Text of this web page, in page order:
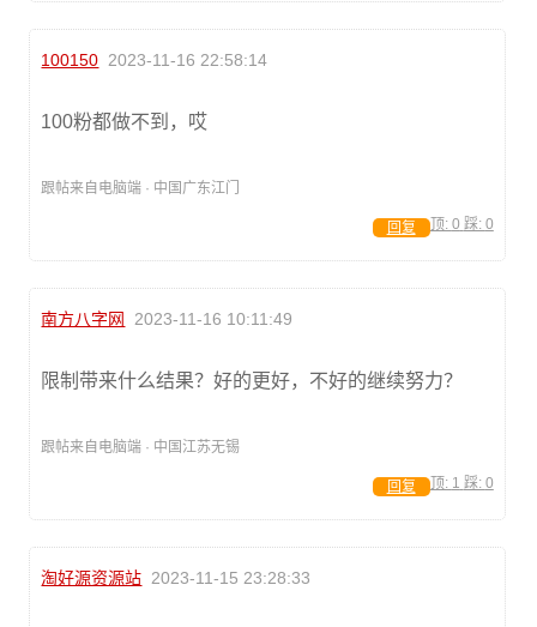
100150 2023-11-16 22:58:14
100粉都做不到，哎
跟帖来自电脑端 · 中国广东江门
顶: 0 踩: 0
回复
南方八字网 2023-11-16 10:11:49
限制带来什么结果？好的更好，不好的继续努力？
跟帖来自电脑端 · 中国江苏无锡
顶: 1 踩: 0
回复
淘好源资源站 2023-11-15 23:28:33